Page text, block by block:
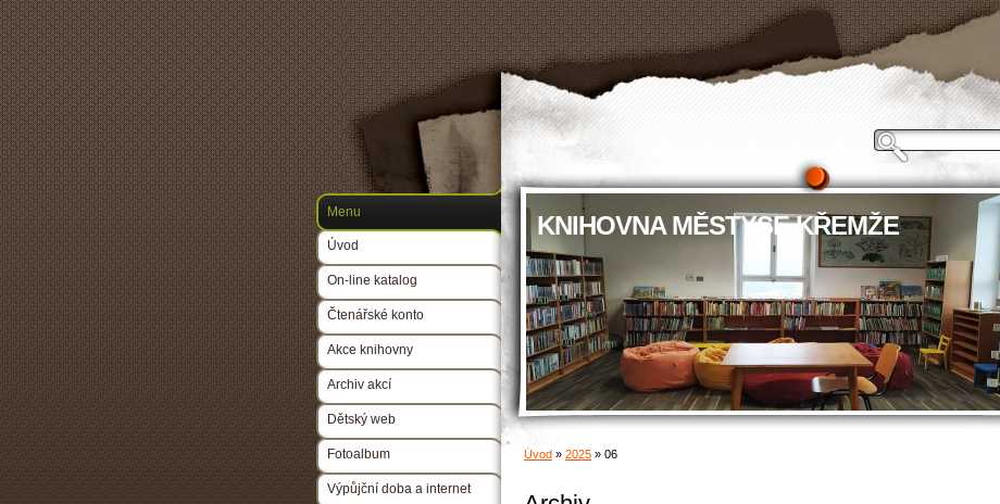
KNIHOVNA MĚSTYSE KŘEMŽE
Úvod » 2025 » 06
Menu
Úvod
On-line katalog
Čtenářské konto
Akce knihovny
Archiv akcí
Dětský web
Fotoalbum
Výpůjční doba a internet